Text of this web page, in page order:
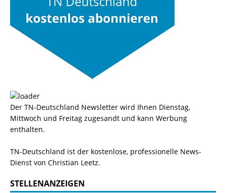
Der TN-Deutschland Newsletter wird Ihnen Dienstag,
Mittwoch und Freitag zugesandt und kann Werbung
enthalten.
TN-Deutschland ist der kostenlose, professionelle News-
Dienst von Christian Leetz.
STELLENANZEIGEN